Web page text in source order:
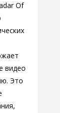
Of
видео
Это